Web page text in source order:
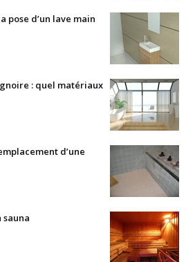
pose d’un lave main
: quel matériaux
d’une
sauna